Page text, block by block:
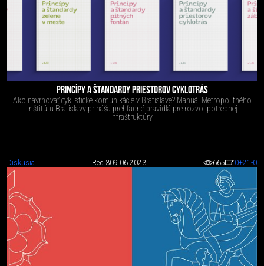
PRINCÍPY A ŠTANDARDY PRIESTOROV CYKLOTRÁS
Ako navrhovať cyklistické komunikácie v Bratislave? Manuál Metropolitného
inštitútu Bratislavy prináša prehľadné pravidlá pre rozvoj potrebnej
infraštruktúry.
Diskusia Red 309.06.2023 665 0+21 -0